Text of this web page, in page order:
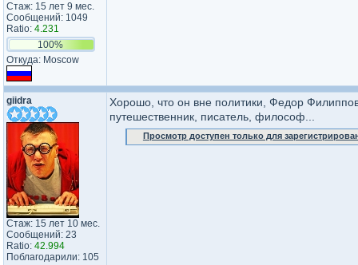
Стаж: 15 лет 9 мес.
Сообщений: 1049
Ratio: 4.231
100%
Откуда: Moscow
giidra
Стаж: 15 лет 10 мес.
Сообщений: 23
Ratio: 42.994
Поблагодарили: 105
Хорошо, что он вне политики, Федор
путешественник, писатель, философ...
Просмотр доступен только для